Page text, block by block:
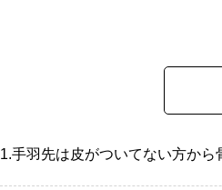
1.手羽先は皮がついてない方から